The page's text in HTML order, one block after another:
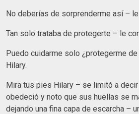
No deberías de sorprenderme así –
Tan solo trataba de protegerte – le
Puedo cuidarme solo ¿protegerme
Hilary.
Mira tus pies Hilary – se limitó a
obedeció y noto que sus huellas se
dejando una fina capa de escarcha –